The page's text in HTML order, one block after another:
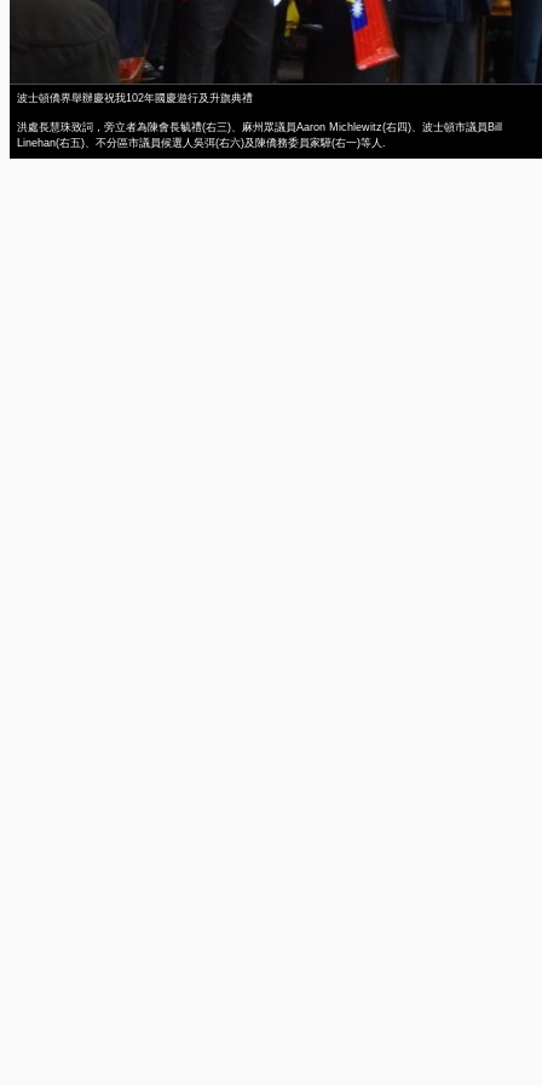
波士頓僑界舉辦慶祝我102年國慶遊行及升旗典禮
洪處長慧珠致詞，旁立者為陳會長毓禮(右三)、麻州眾議員Aaron Michlewitz(右四)、波士頓市議員Bill
Linehan(右五)、不分區市議員候選人吳弭(右六)及陳僑務委員家驊(右一)等人.